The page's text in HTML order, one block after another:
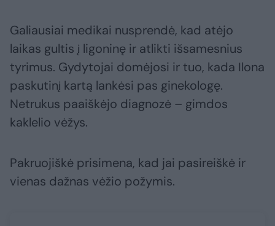
Galiausiai medikai nusprendė, kad atėjo
laikas gultis į ligoninę ir atlikti išsamesnius
tyrimus. Gydytojai domėjosi ir tuo, kada Ilona
paskutinį kartą lankėsi pas ginekologę.
Netrukus paaiškėjo diagnozė – gimdos
kaklelio vėžys.
Pakruojiškė prisimena, kad jai pasireiškė ir
vienas dažnas vėžio požymis.